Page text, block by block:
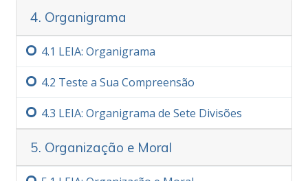
4. Organigrama
LEIA: Organigrama
Teste a Sua Compreensão
LEIA: Organigrama de Sete Divisões
5. Organização e Moral